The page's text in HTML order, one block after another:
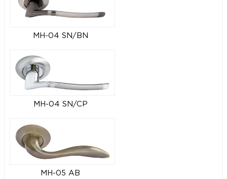
MH-04 SN/BN
MH-04 SN/CP
MH-05 AB